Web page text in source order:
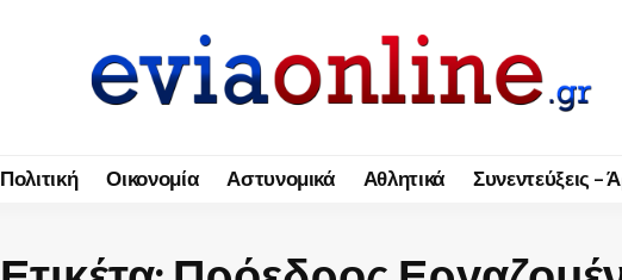
Πολιτική Οικονομία Αστυνομικά Αθλητικά Συνεντεύξεις –